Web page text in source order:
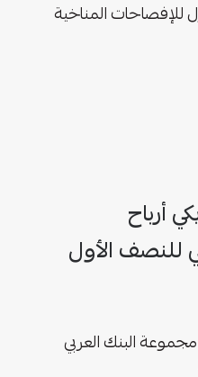
للإفصاحات المناخية
أرباح
للنصف الأول
مجموعة البنك العربي